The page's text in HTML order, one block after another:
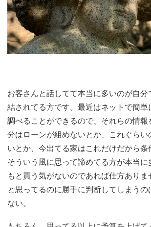
お客さんと話してて本当に多いのが自分
結されてる方です。最近はネットで簡単
調べることができるので、それらの情報
分はローンが組めないとか、これぐらい
いとか、今出てる家はこれだけだから条
そういう風に思って諦めてる方が本当に
もと買う気がないのであれば仕方ありま
と思ってるのに勝手に判断してしまうの
ない。